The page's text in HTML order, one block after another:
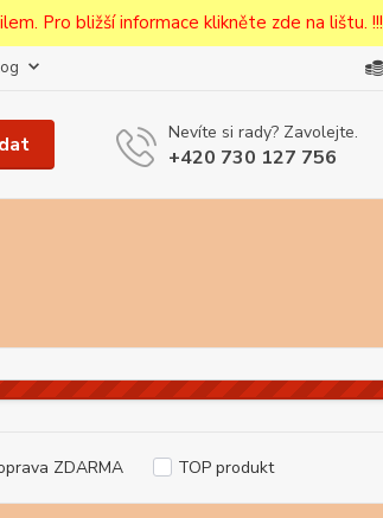
Pro bližší informace klikněte zde na lištu. !!!
Nevíte si rady? Zavolejte.
+420 730 127 756
ZDARMA TOP produkt